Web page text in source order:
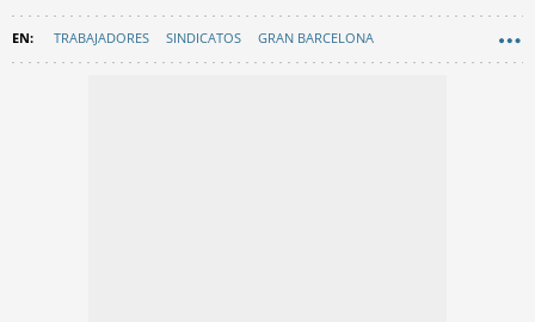
TRABAJADORES SINDICATOS GRAN BARCELONA